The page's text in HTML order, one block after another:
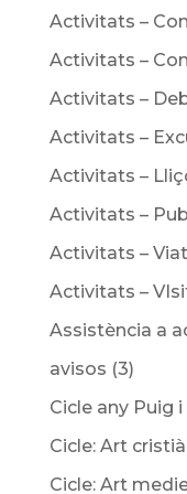
Activitats –
Activitats –
Activitats –
Activitats –
Activitats –
Activitats –
Activitats –
Activitats –
Assistència a
avisos (3)
Cicle any Puig
Cicle: Art cristià
Cicle: Art